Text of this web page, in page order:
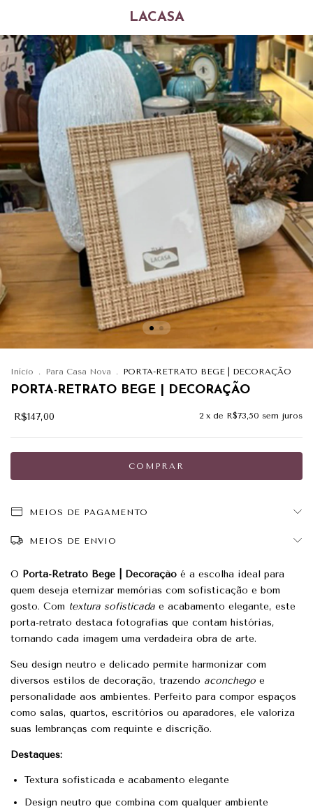
LACASA
Início . Para Casa Nova . PORTA-RETRATO BEGE | DECORAÇÃO
PORTA-RETRATO BEGE | DECORAÇÃO
R$147,00 2 x de R$73,50 sem juros
MEIOS DE PAGAMENTO
MEIOS DE ENVIO
O Porta-Retrato Bege | Decoração é a escolha ideal para
quem deseja eternizar memórias com sofisticação e bom
gosto. Com textura sofisticada e acabamento elegante, este
porta-retrato destaca fotografias que contam histórias,
tornando cada imagem uma verdadeira obra de arte.
Seu design neutro e delicado permite harmonizar com
diversos estilos de decoração, trazendo aconchego e
personalidade aos ambientes. Perfeito para compor espaços
como salas, quartos, escritórios ou aparadores, ele valoriza
suas lembranças com requinte e discrição.
Destaques:
Textura sofisticada e acabamento elegante
Design neutro que combina com qualquer ambiente